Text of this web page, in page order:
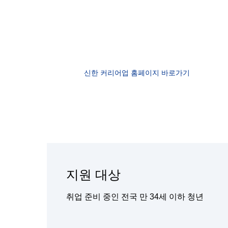
신한 커리어업 홈페이지 바로가기
신한 커리어업 홈페이지 바로가기
신한 커리어업 홈페이지 바로가기
신한 커리어업 홈페이지 바로가기
블로그에서 확인하기
지원 대상
취업 준비 중인 전국 만 34세 이하 청년